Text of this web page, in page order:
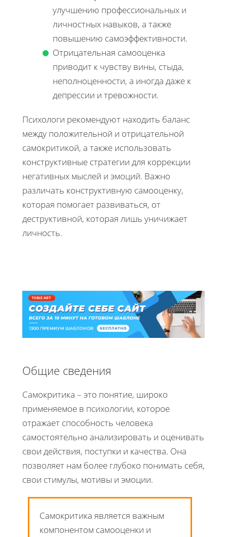
улучшению профессиональных и
личностных навыков, а также
повышению самоэффективности.
Отрицательная самооценка
приводит к чувству вины, стыда,
неполноценности, а иногда даже к
депрессии и тревожности.
Психологи рекомендуют находить баланс
между положительной и отрицательной
самокритикой, а также использовать
конструктивные стратегии для коррекции
негативных мыслей и эмоций. Важно
различать конструктивную самооценку,
которая помогает развиваться, от
деструктивной, которая лишь уничижает
личность.
Общие сведения
Самокритика – это понятие, широко
применяемое в психологии, которое
отражает способность человека
самостоятельно анализировать и оценивать
свои действия, поступки и качества. Она
позволяет нам более глубоко понимать себя,
свои стимулы, мотивы и эмоции.
Самокритика является важным
компонентом самооценки и